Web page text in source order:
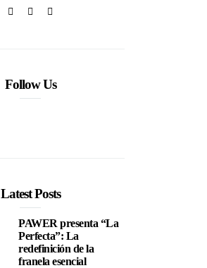
Follow Us
Latest Posts
PAWER presenta “La
Perfecta”: La
redefinición de la
franela esencial